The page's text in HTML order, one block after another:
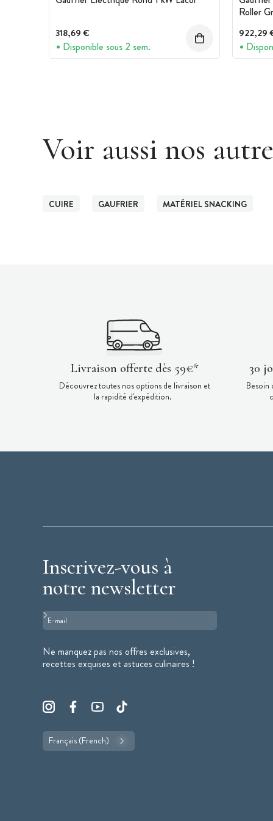
318,69 €
Disponible sous 2 sem.
Roller
922,29
Voir aussi nos
CUIRE GAUFRIER MATÉRIEL SNACKING
Livraison offerte dès 59€*
Découvrez toutes nos options de livraison et
la rapidité d'expédition.
30
Besoin
Inscrivez-vous à
notre newsletter
Format : adresse@email.com
Ne manquez pas nos offres exclusives,
recettes exquises et astuces culinaires !
Français (French)